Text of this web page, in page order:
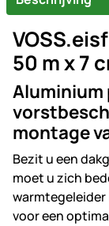
50 m x 7
Aluminium
montage
Bezit u een
moet u zich
voor een